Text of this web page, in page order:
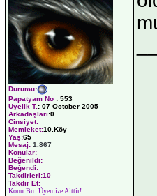
Durumu:
Papatyam No : 553
Üyelik T.: 07 October 2005
Arkadaşları:0
Cinsiyet:
Memleket:10.Köy
Yaş:65
Mesaj: 1.867
Konular:
Beğenildi:
Beğendi:
Takdirleri:10
Takdir Et:
Konu Bu Üyemize Aittir!